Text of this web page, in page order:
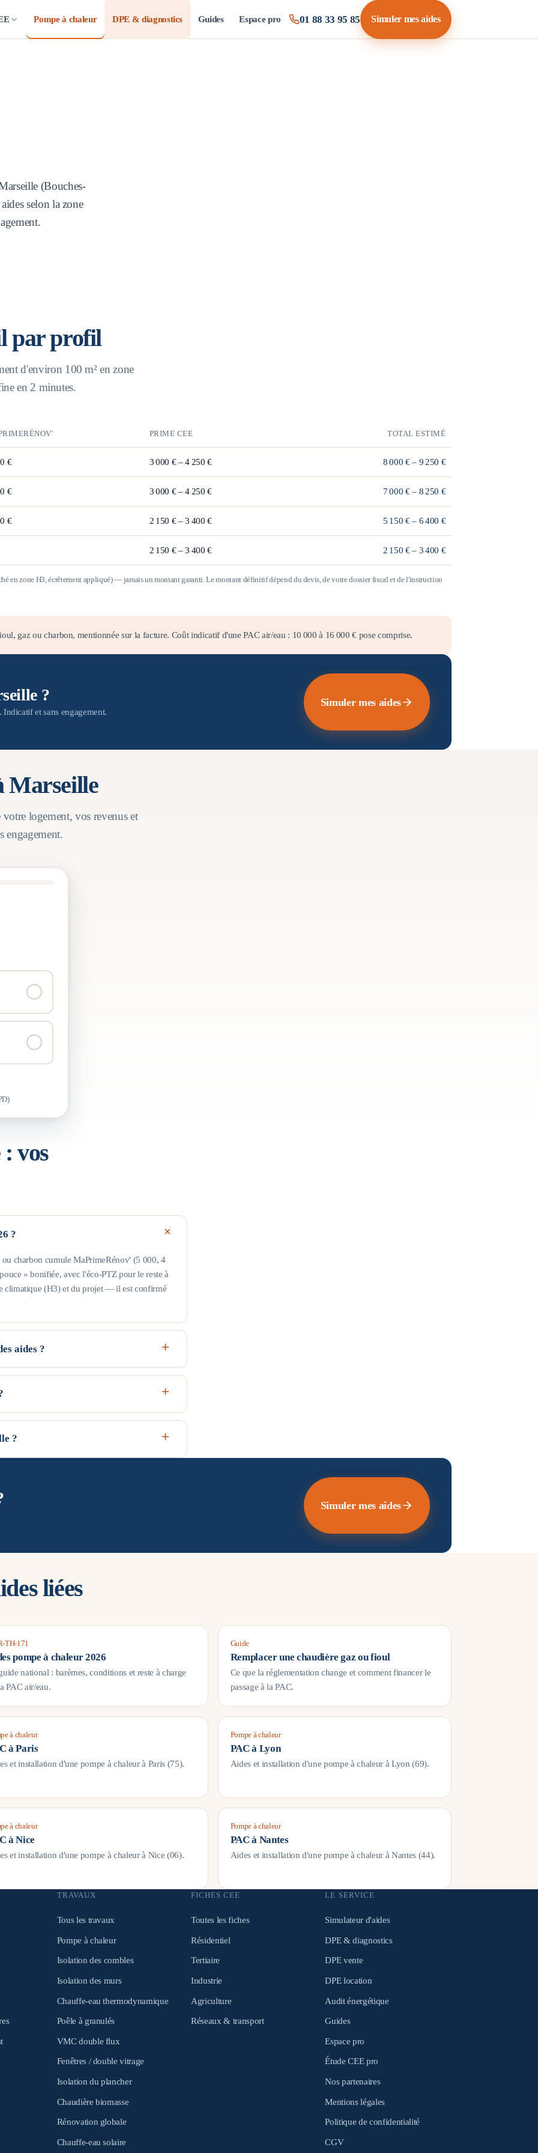
Pompe à chaleur DPE & diagnostics Guides Espace pro 01 88 33 95 85 Simuler mes aides
(Bouches-
selon la zone
par profil
d'environ 100 m² en zone
en 2 minutes.
PRIME CEE TOTAL ESTIMÉ
€ 3 000 € – 4 250 € 8 000 € – 9 250 €
€ 3 000 € – 4 250 € 7 000 € – 8 250 €
€ 2 150 € – 3 400 € 5 150 € – 6 400 €
2 150 € – 3 400 € 2 150 € – 3 400 €
en zone H3, écrêtement appliqué) — jamais un montant garanti. Le montant définitif dépend du devis, de votre dossier fiscal et de l'instruction
gaz ou charbon, mentionnée sur la facture. Coût indicatif d'une PAC air/eau : 10 000 à 16 000 € pose comprise.
?
et sans engagement.
Simuler mes aides
Marseille
logement, vos revenus et
engagement.
: vos
?
charbon cumule MaPrimeRénov' (5 000, 4
» bonifiée, avec l'éco-PTZ pour le reste à
climatique (H3) et du projet — il est confirmé
aides ?
C'est une zone climatique douce : les besoins
par rapport aux zones H1 et H2. Les forfaits
pour ouvrir droit à MaPrimeRénov' et à la
artisan RGE intervenant à Marseille et dans le
?
Simuler mes aides
liées
TH-171
pompe à chaleur 2026
national : barèmes, conditions et reste à charge
PAC air/eau.
Guide
Remplacer une chaudière gaz ou fioul
Ce que la réglementation change et comment financer le
passage à la PAC.
à chaleur
àParis
et installation d'une pompe à chaleur à Paris (75).
Pompe à chaleur
PAC à Lyon
Aides et installation d'une pompe à chaleur àLyon (69).
à chaleur
àNice
et installation d'une pompe à chaleur à Nice (06).
Pompe à chaleur
PAC à Nantes
Aides et installation d'une pompe à chaleur àNantes (44).
TRAVAUX
Tous les travaux
Pompe à chaleur
Isolation des combles
Isolation des murs
Chauffe-eau thermodynamique
Poêle à granulés
VMC double flux
Fenêtres / double vitrage
Isolation du plancher
Chaudière biomasse
Rénovation globale
Chauffe-eau solaire
FICHES CEE
Toutes les fiches
Résidentiel
Tertiaire
Industrie
Agriculture
Réseaux & transport
LE SERVICE
Simulateur d'aides
DPE & diagnostics
DPE vente
DPE location
Audit énergétique
Guides
Espace pro
Étude CEE pro
Nos partenaires
Mentions légales
Politique de confidentialité
CGV